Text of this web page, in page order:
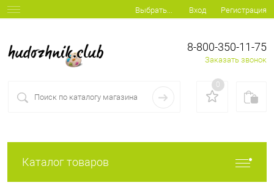
Выбрать... Вход Регистрация
8-800-350-11-75
Заказать звонок
0
Каталог товаров